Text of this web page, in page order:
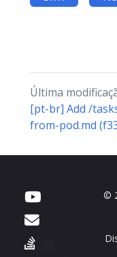
Última
[pt-br] Add /
from-pod.md
©